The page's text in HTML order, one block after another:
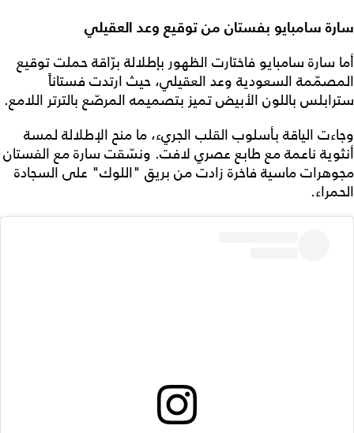
سارة سامبايو بفستان من توقيع وعد العقيلي
أما سارة سامبايو فاختارت الظهور بإطلالة برّاقة حملت توقيع
المصمّمة السعودية وعد العقيلي، حيث ارتدت فستاناً
سترابلس باللون الأبيض تميز بتصميمه المرصّع بالترتر اللامع.
وجاءت الياقة بأسلوب القلب الجريء، ما منح الإطلالة لمسة
أنثوية ناعمة مع طابع عصري لافت. ونسّقت سارة مع الفستان
مجوهرات ماسية فاخرة زادت من بريق "اللوك" على السجادة
الحمراء.